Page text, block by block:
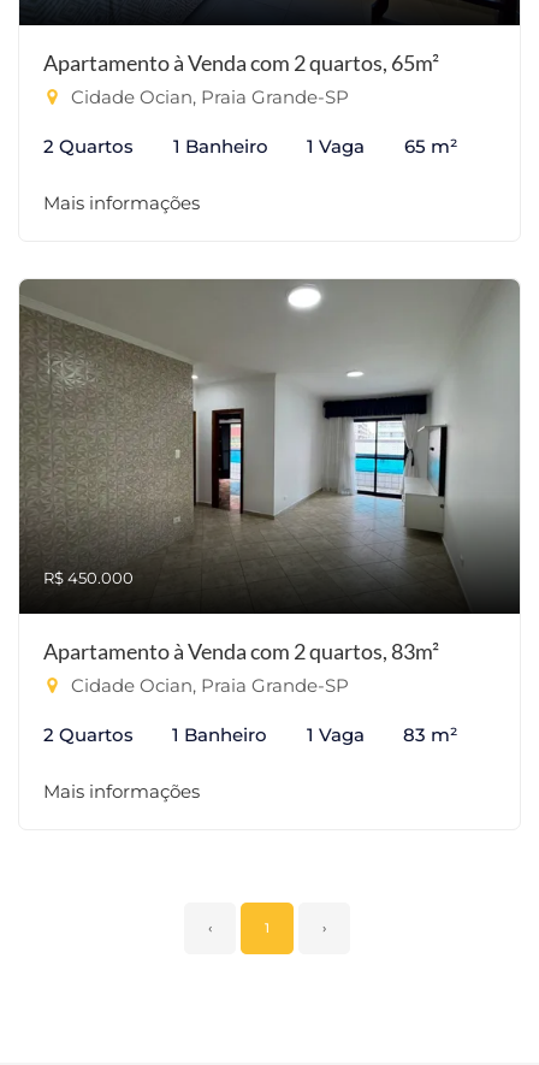
Apartamento à Venda com 2 quartos, 65m²
Cidade Ocian, Praia Grande-SP
2 Quartos 1 Banheiro 1 Vaga 65 m²
Mais informações
R$ 450.000
Apartamento à Venda com 2 quartos, 83m²
Cidade Ocian, Praia Grande-SP
2 Quartos 1 Banheiro 1 Vaga 83 m²
Mais informações
‹ 1 ›